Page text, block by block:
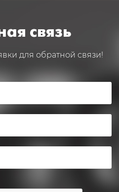
связь
для обратной связи!